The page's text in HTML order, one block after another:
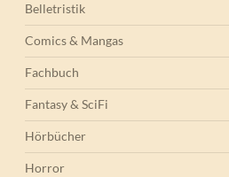
Belletristik
Comics & Mangas
Fachbuch
Fantasy & SciFi
Hörbücher
Horror